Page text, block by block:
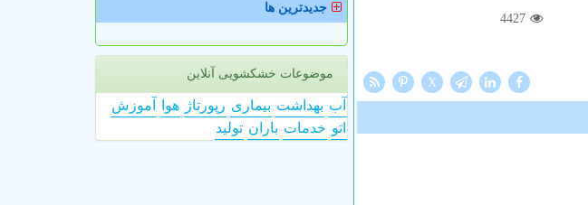
4427
X
جدیدترین ها
موضوعات خشکشویی آنلاین
آب بهداشت بیماری رپورتاژ هوا
آموزش
اتو خدمات باران تولید